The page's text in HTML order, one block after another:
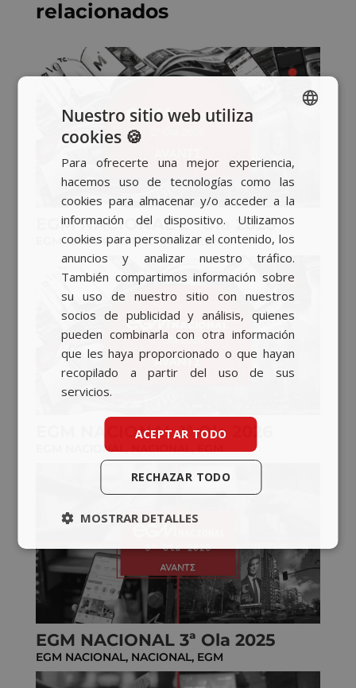
relacionados
EGM NACIONAL 2ª Ola 2026
EGM NACIONAL, NACIONAL,EGM
EGM NACIONAL 1ª Ola 2026
EGM NACIONAL,NACIONAL,EGM
EGM NACIONAL 3ª Ola 2025
EGM NACIONAL, NACIONAL, EGM
BASQUE
ENGLISH
Nuestro sitio web utiliza
cookies 🍪
Para ofrecerte una mejor experiencia,
hacemos uso de tecnologías como las
cookies para almacenar y/o acceder a la
información del dispositivo. Utilizamos
cookies para personalizar el contenido, los
anuncios y analizar nuestro tráfico.
También compartimos información sobre
su uso de nuestro sitio con nuestros
socios de publicidad y análisis, quienes
pueden combinarla con otra información
que les haya proporcionado o que hayan
recopilado a partir del uso de sus
servicios.
ACEPTAR TODO
RECHAZAR TODO
MOSTRAR DETALLES